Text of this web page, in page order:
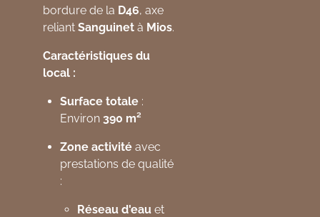
bordure de la D46, axe
reliant Sanguinet à Mios.
Caractéristiques du
local :
Surface totale :
Environ 390 m²
Zone activité avec
prestations de qualité
:
Réseau d'eau et